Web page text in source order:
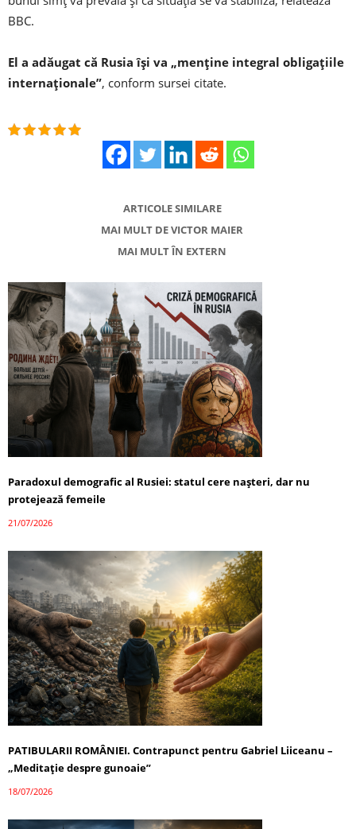
BBC.
El a adăugat că Rusia își va „menține integral obligațiile
internaționale”, conform sursei citate.
ARTICOLE SIMILARE
MAI MULT DE VICTOR MAIER
MAI MULT ÎN EXTERN
Paradoxul demografic al Rusiei: statul cere nașteri, dar nu
protejează femeile
21/07/2026
PATIBULARII ROMÂNIEI. Contrapunct pentru Gabriel Liiceanu –
„Meditație despre gunoaie”
18/07/2026